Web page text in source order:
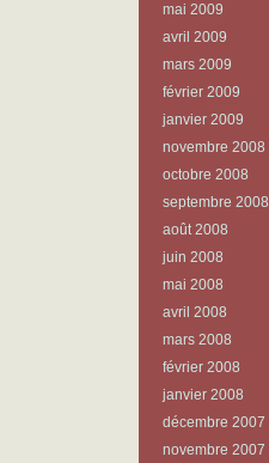
mai 2009
avril 2009
mars 2009
février 2009
janvier 2009
novembre 2008
octobre 2008
septembre 2008
août 2008
juin 2008
mai 2008
avril 2008
mars 2008
février 2008
janvier 2008
décembre 2007
novembre 2007